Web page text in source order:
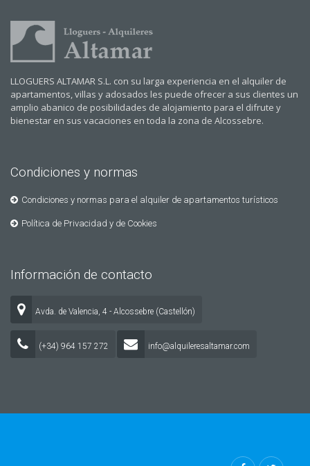
LLOGUERS ALTAMAR S.L. con su larga experiencia en el alquiler de
apartamentos, villas y adosados les puede ofrecer a sus clientes un
amplio abanico de posibilidades de alojamiento para el difrute y
bienestar en sus vacaciones en toda la zona de Alcossebre.
Condiciones y normas
Condiciones y normas para el alquiler de apartamentos turísticos
Política de Privacidad y de Cookies
Información de contacto
Avda. de Valencia, 4 - Alcossebre (Castellón)
(+34) 964 157 272 info@alquileresaltamar.com